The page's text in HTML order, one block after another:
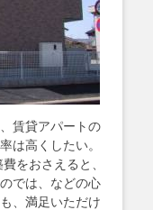
賃貸アパートの
は高くしたい。
をおさえると、
では、などの心
、満足いただけ